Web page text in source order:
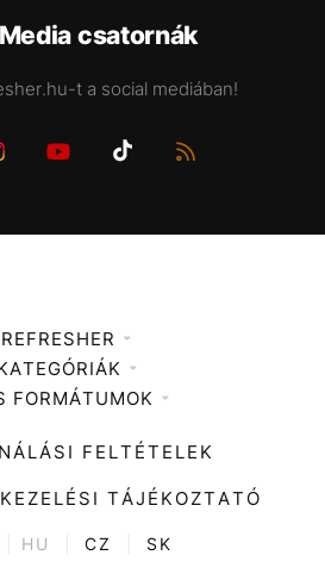
csatornák
t a social mediában!
REFRESHER
Médiaajánlat
Zene
Divat
Kultúra
ENTR
FORMÁTUMOK
FELTÉTELEK
TÁJÉKOZTATÓ
HU CZ SK